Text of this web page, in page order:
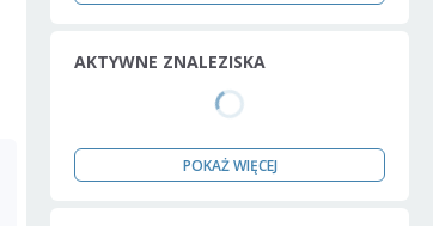
AKTYWNE ZNALEZISKA
POKAŻ WIĘCEJ